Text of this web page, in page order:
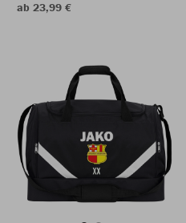
ab 23,99 €